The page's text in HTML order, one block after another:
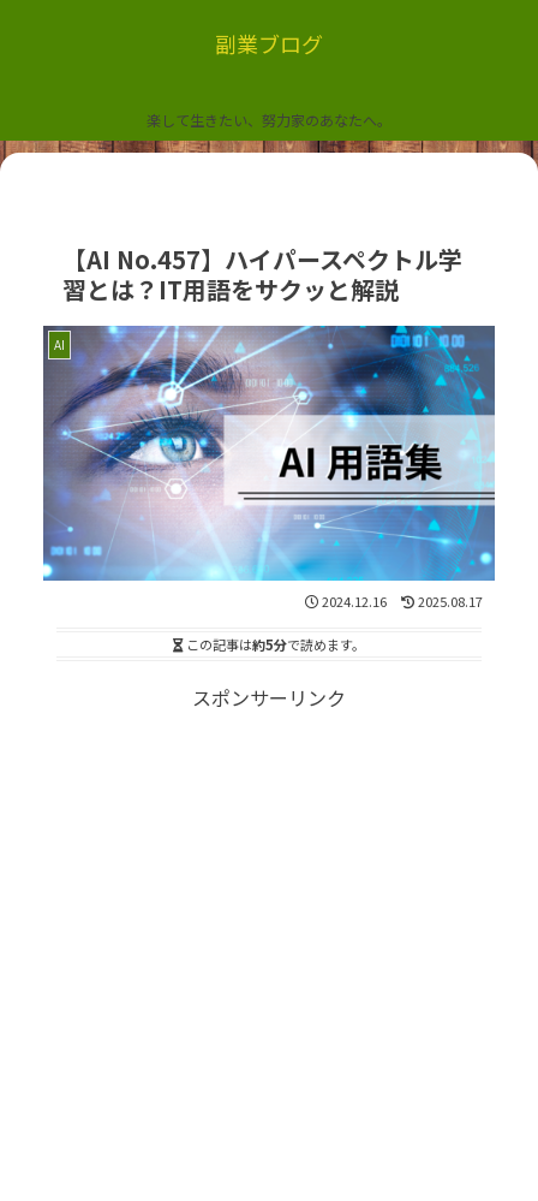
副業ブログ
楽して生きたい、努力家のあなたへ。
【AI No.457】ハイパースペクトル学
習とは？IT用語をサクッと解説
AI
2024.12.16 2025.08.17
この記事は約5分で読めます。
スポンサーリンク